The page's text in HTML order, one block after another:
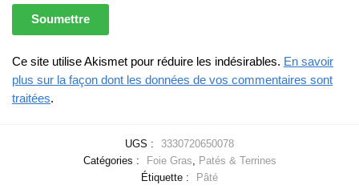
Ce site utilise Akismet pour réduire les indésirables. En savoir
plus sur la façon dont les données de vos commentaires sont
traitées.
UGS :
3330720650078
Catégories :
Foie Gras, Patés & Terrines
Étiquette :
Pâté